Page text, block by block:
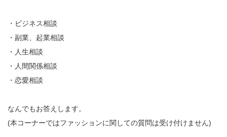
・ビジネス相談
・副業、起業相談
・人生相談
・人間関係相談
・恋愛相談
なんでもお答えします。
(本コーナーではファッションに関しての質問は受け付けません)